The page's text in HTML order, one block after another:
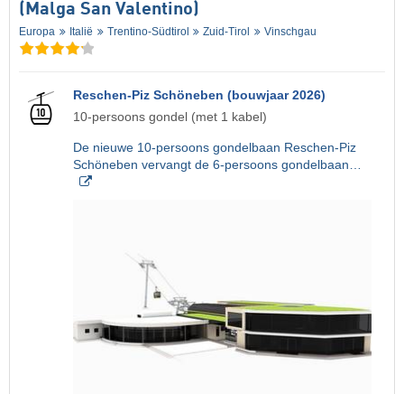
(Malga San Valentino)
Europa Italië Trentino-Südtirol Zuid-Tirol Vinschgau
Reschen-Piz Schöneben (bouwjaar 2026)
10-persoons gondel (met 1 kabel)
De nieuwe 10-persoons gondelbaan Reschen-Piz
Schöneben vervangt de 6-persoons gondelbaan…